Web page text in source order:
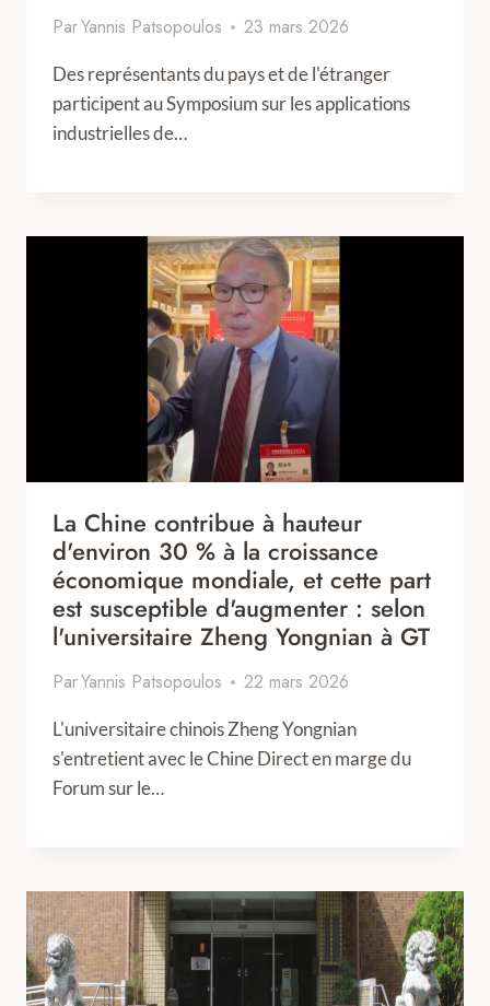
ParYannis Patsopoulos 23 mars 2026
Des représentants du pays et de l'étranger
participent au Symposium sur les applications
industrielles de…
La Chine contribue à hauteur
d'environ 30 % à la croissance
économique mondiale, et cette part
est susceptible d'augmenter : selon
l'universitaire Zheng Yongnian à GT
ParYannis Patsopoulos 22 mars 2026
L'universitaire chinois Zheng Yongnian
s'entretient avec le Chine Direct en marge du
Forum sur le…